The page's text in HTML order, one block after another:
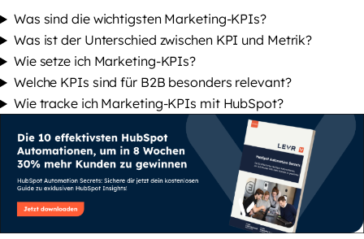
Was sind die wichtigsten Marketing-KPIs?
Was ist der Unterschied zwischen KPI und Metrik?
Wie setze ich Marketing-KPIs?
Welche KPIs sind für B2B besonders relevant?
Wie tracke ich Marketing-KPIs mit HubSpot?